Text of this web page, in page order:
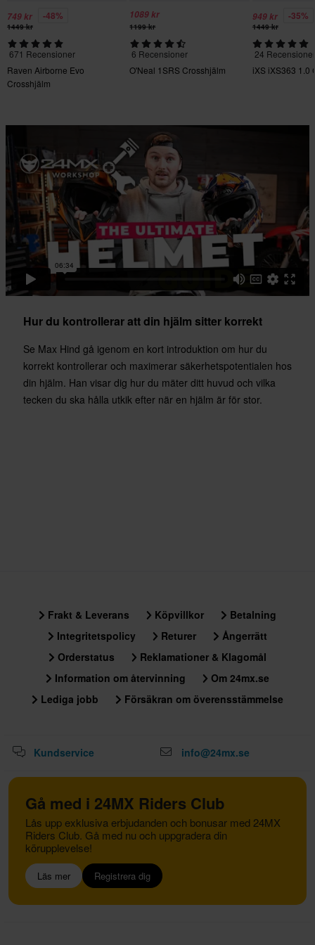
749 kr -48%
1449 kr
671 Recensioner
Raven Airborne Evo
Crosshjälm
1089 kr
1199 kr
6 Recensioner
O'Neal 1SRS Crosshjälm
949 kr -35%
1449 kr
24 Recensioner
iXS iXS363 1.0
Hur du kontrollerar att din hjälm sitter korrekt
Se Max Hind gå igenom en kort introduktion om hur du
korrekt kontrollerar och maximerar säkerhetspotentialen hos
din hjälm. Han visar dig hur du mäter ditt huvud och vilka
tecken du ska hålla utkik efter när en hjälm är för stor.
Frakt & Leverans Köpvillkor
Betalning
Integritetspolicy
Returer
Ångerrätt
Orderstatus
Reklamationer & Klagomål
Information om återvinning
Om 24mx.se
Lediga jobb
Försäkran om överensstämmelse
Kundservice info@24mx.se
Gå med i 24MX Riders Club
Lås upp exklusiva erbjudanden och bonusar med 24MX
Riders Club. Gå med nu och uppgradera din
körupplevelse!
Läs mer Registrera dig